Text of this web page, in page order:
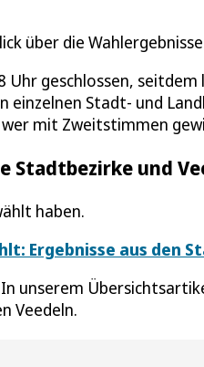
über die
geschlossen, seitdem
Stadt- und
mit Zweitstimmen
Stadtbezirke und
haben.
Ergebnisse aus den
unserem
Veedeln.